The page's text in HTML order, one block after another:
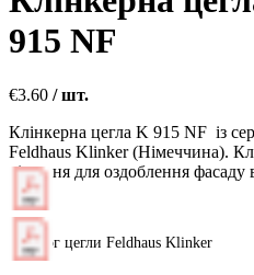
915 NF
€3.60 / шт.
Клінкерна цегла K 915 NF із
Feldhaus Klinker (Німеччина).
рішення для оздоблення фасаду
Каталог цегли Feldhaus Klinker